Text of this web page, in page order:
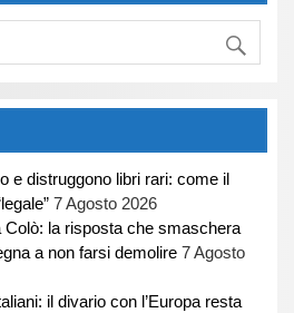
e distruggono libri rari: come il
7 Agosto 2026
Colò: la risposta che smaschera
a non farsi demolire 7 Agosto
il divario con l’Europa resta